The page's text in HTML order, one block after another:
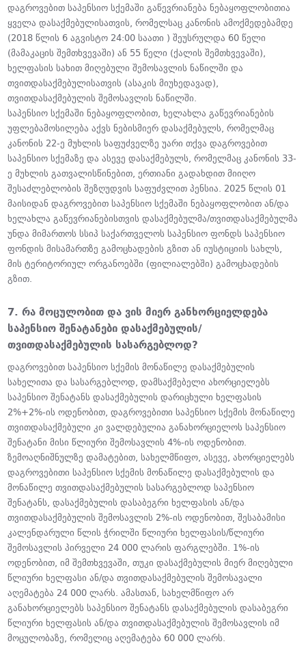
დაგროვებით საპენსიო სქემაში გაწევრიანება ნებაყოფლობითია
ყველა დასაქმებულისათვის, რომელსაც კანონის ამოქმედებამდე
(2018 წლის 6 აგვისტო 24:00 საათი ) შეუსრულდა 60 წელი
(მამაკაცის შემთხვევაში) ან 55 წელი (ქალის შემთხვევაში),
ხელფასის სახით მიღებული შემოსავლის ნაწილში და
თვითდასაქმებულისათვის (ასაკის მიუხედავად),
თვითდასაქმებულის შემოსავლის ნაწილში.
საპენსიო სქემაში ნებაყოფლობით, ხელახლა გაწევრიანების
უფლებამოსილება აქვს ნებისმიერ დასაქმებულს, რომელმაც
კანონის 22-ე მუხლის საფუძველზე უარი თქვა დაგროვებით
საპენსიო სქემაზე და ასევე დასაქმებულს, რომელმაც კანონის 33-
ე მუხლის გათვალისწინებით, ერთიანი გადახდით მიიღო
შესაძლებლობის შეზღუდვის საფუძვლით პენსია. 2025 წლის 01
მაისიდან დაგროვებით საპენსიო სქემაში ნებაყოფლობით ან/და
ხელახლა გაწევრიანებისთვის დასაქმებულმა/თვითდასაქმებულმა
უნდა მიმართოს სსიპ საქართველოს საპენსიო ფონდს საპენსიო
ფონდის მისამართზე გამოცხადების გზით ან იუსტიციის სახლს,
მის ტერიტორიულ ორგანოებში (ფილიალებში) გამოცხადების
გზით.
7. რა მოცულობით და ვის მიერ განხორციელდება
საპენსიო შენატანები დასაქმებულის/
თვითდასაქმებულის სასარგებლოდ?
დაგროვებით საპენსიო სქემის მონაწილე დასაქმებულის
სახელითა და სასარგებლოდ, დამსაქმებელი ახორციელებს
საპენსიო შენატანს დასაქმებულის დარიცხული ხელფასის
2%+2%-ის ოდენობით, დაგროვებითი საპენსიო სქემის მონაწილე
თვითდასაქმებული კი ვალდებულია განახორციელოს საპენსიო
შენატანი მისი წლიური შემოსავლის 4%-ის ოდენობით.
ზემოაღნიშნულზე დამატებით, სახელმწიფო, ასევე, ახორციელებს
დაგროვებითი საპენსიო სქემის მონაწილე დასაქმებულის და
მონაწილე თვითდასაქმებულის სასარგებლოდ საპენსიო
შენატანს, დასაქმებულის დასაბეგრი ხელფასის ან/და
თვითდასაქმებულის შემოსავლის 2%-ის ოდენობით, შესაბამისი
კალენდარული წლის ჭრილში წლიური ხელფასის/წლიური
შემოსავლის პირველი 24 000 ლარის ფარგლებში. 1%-ის
ოდენობით, იმ შემთხვევაში, თუკი დასაქმებულის მიერ მიღებული
წლიური ხელფასი ან/და თვითდასაქმებულის შემოსავალი
აღემატება 24 000 ლარს. ამასთან, სახელმწიფო არ
განახორციელებს საპენსიო შენატანს დასაქმებულის დასაბეგრი
წლიური ხელფასის ან/და თვითდასაქმებულის შემოსავლის იმ
მოცულობაზე, რომელიც აღემატება 60 000 ლარს.